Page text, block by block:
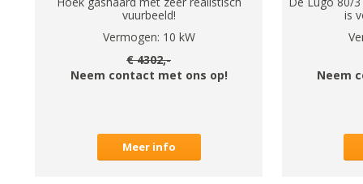
vuurbeeld!
Vermogen: 10 kW
€4302,-
Neem contact met ons op!
Meer info
is
Neem